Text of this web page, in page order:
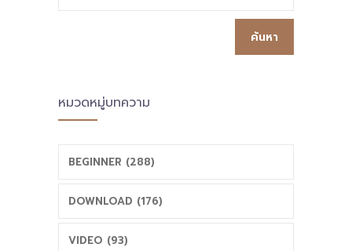
หมวดหมู่บทความ
BEGINNER (288)
DOWNLOAD (176)
VIDEO (93)